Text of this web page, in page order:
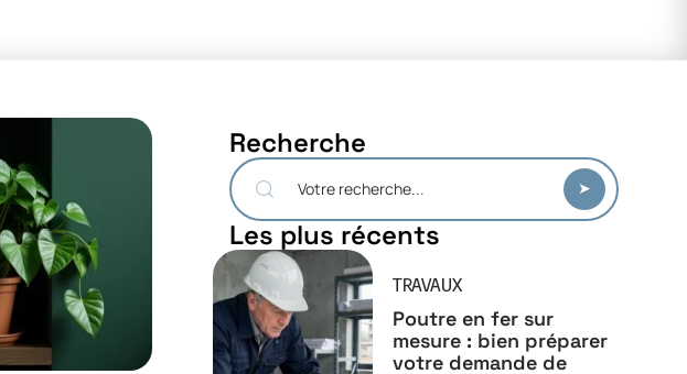
Recherche
Les plus récents
TRAVAUX
Poutre en fer sur
mesure : bien préparer
votre demande de